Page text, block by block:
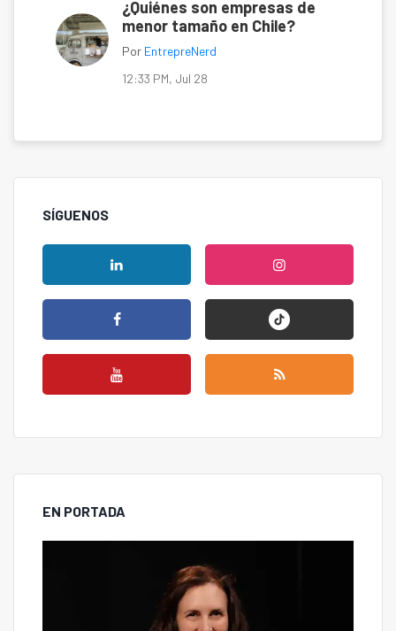
¿Quiénes son empresas de
menor tamaño en Chile?
Por EntrepreNerd
12:33 PM, Jul 28
SÍGUENOS
EN PORTADA